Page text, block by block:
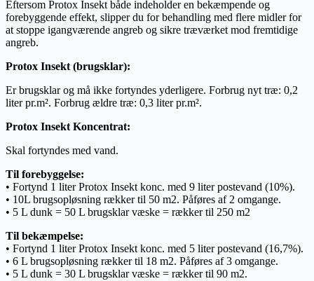
Eftersom Protox Insekt både indeholder en bekæmpende og
forebyggende effekt, slipper du for behandling med flere midler for
at stoppe igangværende angreb og sikre træværket mod fremtidige
angreb.
Protox Insekt (brugsklar):
Er brugsklar og må ikke fortyndes yderligere. Forbrug nyt træ: 0,2
liter pr.m². Forbrug ældre træ: 0,3 liter pr.m².
Protox Insekt Koncentrat:
Skal fortyndes med vand.
Til forebyggelse:
• Fortynd 1 liter Protox Insekt konc. med 9 liter postevand (10%).
• 10L brugsopløsning rækker til 50 m2. Påføres af 2 omgange.
• 5 L dunk = 50 L brugsklar væske = rækker til 250 m2
Til bekæmpelse:
• Fortynd 1 liter Protox Insekt konc. med 5 liter postevand (16,7%).
• 6 L brugsopløsning rækker til 18 m2. Påføres af 3 omgange.
• 5 L dunk = 30 L brugsklar væske = rækker til 90 m2.